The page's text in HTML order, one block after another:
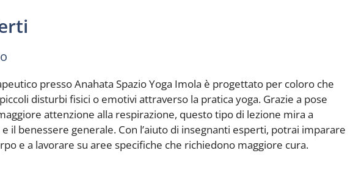
presso Anahata Spazio Yoga Imola è progettato per coloro che
disturbi fisici o emotivi attraverso la pratica yoga. Grazie a pose
attenzione alla respirazione, questo tipo di lezione mira a
il benessere generale. Con l’aiuto di insegnanti esperti, potrai imparare
e a lavorare su aree specifiche che richiedono maggiore cura.